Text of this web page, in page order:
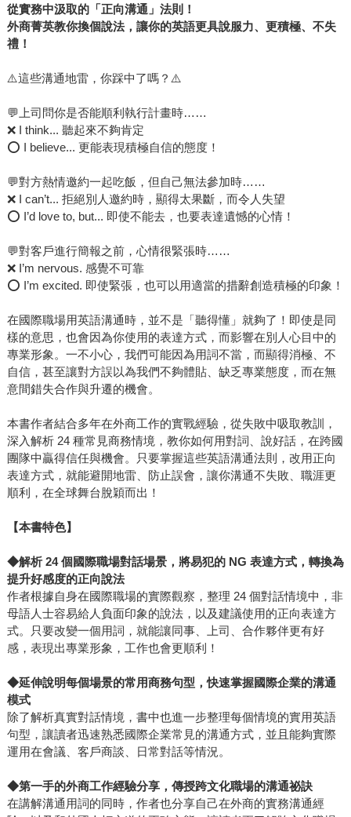
從實務中汲取的「正向溝通」法則！
外商菁英教你換個說法，讓你的英語更具說服力、更積極、不失
禮！
⚠️這些溝通地雷，你踩中了嗎？⚠️
💬上司問你是否能順利執行計畫時……
❌ I think... 聽起來不夠肯定
⭕ I believe... 更能表現積極自信的態度！
💬對方熱情邀約一起吃飯，但自己無法參加時……
❌ I can’t... 拒絕別人邀約時，顯得太果斷，而令人失望
⭕ I’d love to, but... 即使不能去，也要表達遺憾的心情！
💬對客戶進行簡報之前，心情很緊張時……
❌ I’m nervous. 感覺不可靠
⭕ I’m excited. 即使緊張，也可以用適當的措辭創造積極的印象！
在國際職場用英語溝通時，並不是「聽得懂」就夠了！即使是同
樣的意思，也會因為你使用的表達方式，而影響在別人心目中的
專業形象。一不小心，我們可能因為用詞不當，而顯得消極、不
自信，甚至讓對方誤以為我們不夠體貼、缺乏專業態度，而在無
意間錯失合作與升遷的機會。
本書作者結合多年在外商工作的實戰經驗，從失敗中吸取教訓，
深入解析 24 種常見商務情境，教你如何用對詞、說好話，在跨國
團隊中贏得信任與機會。只要掌握這些英語溝通法則，改用正向
表達方式，就能避開地雷、防止誤會，讓你溝通不失敗、職涯更
順利，在全球舞台脫穎而出！
【本書特色】
◆解析 24個國際職場對話場景，將易犯的 NG 表達方式，轉換為
提升好感度的正向說法
作者根據自身在國際職場的實際觀察，整理 24 個對話情境中，非
母語人士容易給人負面印象的說法，以及建議使用的正向表達方
式。只要改變一個用詞，就能讓同事、上司、合作夥伴更有好
感，表現出專業形象，工作也會更順利！
◆延伸說明每個場景的常用商務句型，快速掌握國際企業的溝通
模式
除了解析真實對話情境，書中也進一步整理每個情境的實用英語
句型，讓讀者迅速熟悉國際企業常見的溝通方式，並且能夠實際
運用在會議、客戶商談、日常對話等情況。
◆第一手的外商工作經驗分享，傳授跨文化職場的溝通祕訣
在講解溝通用詞的同時，作者也分享自己在外商的實務溝通經